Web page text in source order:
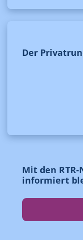
Der
Mit den
informiert